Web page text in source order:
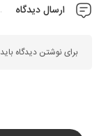
ارسال دیدگاه
برای نوشتن دیدگاه باید